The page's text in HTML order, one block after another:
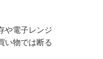
や電子レンジ
い物では断る